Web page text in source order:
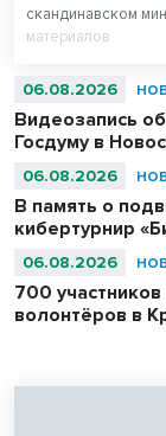
скандинавском
материалов.
06.08.2026
Видеозапись
Госдуму в
06.08.2026
В память о
кибертурнир
06.08.2026
700
волонтёров в